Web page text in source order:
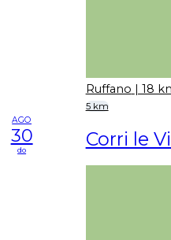
Ruffano | 18
5 km
AGO
30
do Corri le